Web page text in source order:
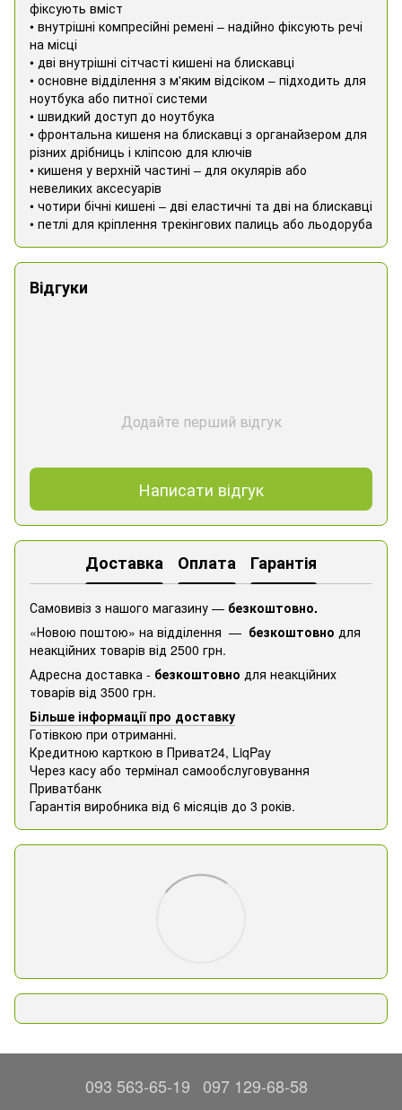
фіксують вміст
• внутрішні компресійні ремені – надійно фіксують речі
на місці
• дві внутрішні сітчасті кишені на блискавці
• основне відділення з м'яким відсіком – підходить для
ноутбука або питної системи
• швидкий доступ до ноутбука
• фронтальна кишеня на блискавці з органайзером для
різних дрібниць і кліпсою для ключів
• кишеня у верхній частині – для окулярів або
невеликих аксесуарів
• чотири бічні кишені – дві еластичні та дві на блискавці
• петлі для кріплення трекінгових палиць або льодоруба
Відгуки
Додайте перший відгук
Написати відгук
Доставка Оплата Гарантія
Самовивіз з нашого магазину — безкоштовно.
«Новою поштою» на відділення — безкоштовно для
неакційних товарів від 2500 грн.
Адресна доставка - безкоштовно для неакційних
товарів від 3500 грн.
Більше інформації про доставку
Готівкою при отриманні.
Кредитною карткою в Приват24, ​​LiqPay
Через касу або термінал самообслуговування
Приватбанк
Гарантія виробника від 6 місяців до 3 років.
093 563-65-19 097 129-68-58